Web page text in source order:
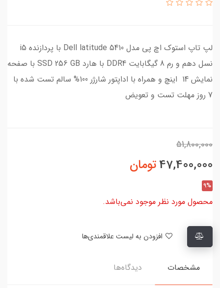
لپ تاپ استوک اچ پی مدل Dell latitude 5410 با پردازنده i5
نسل دهم و رم 8 گیگابایت DDR4 با هارد SSD 256 GB با صفحه
نمایش 14 اینچ و همراه با اداپتور شارژر 100% سالم تست شده با
7 روز مهلت تست و تعویض
51,800,000
47,400,000تومان
9%
محصول مورد نظر موجود نمی‌باشد.
مشخصات دیدگاه‌ها